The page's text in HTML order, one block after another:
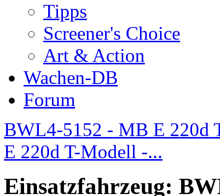
Tipps
Screener's Choice
Art & Action
Wachen-DB
Forum
BWL4-5152 - MB E 220d
E 220d T-Modell -...
Einsatzfahrzeug: